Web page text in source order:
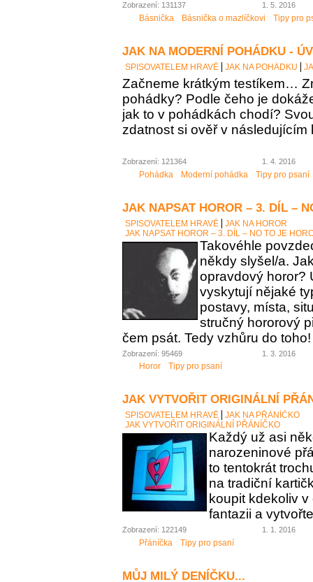
Zobrazení: 131137 1. 5. 2016
Básnička Básnička o mazlíčkovi Tipy pro
JAK NA MODERNÍ POHÁDKU -
SPISOVATELEM HRAVĚ JAK NA POHÁDKU
Začneme krátkým testíkem…
pohádky? Podle čeho je
jak to v pohádkách chodí?
zdatnost si ověř v následujícím
Zobrazení: 121364 1. 4. 2016
Pohádka Moderní pohádka Tipy pro psaní
JAK NAPSAT HOROR – 3. DÍL –
SPISOVATELEM HRAVĚ
JAK NA HOROR
JAK NAPSAT HOROR – 3. DÍL – NO TO JE
Takovéhle
někdy slyšel/a.
opravdový horor?
vyskytují nějaké
postavy, místa,
stručný hororový
čem psát. Tedy vzhůru do toho!
Zobrazení: 95469 1. 3. 2016
Horor Tipy pro psaní
JAK VYTVOŘIT ORIGINÁLNÍ
SPISOVATELEM HRAVĚ
JAK NA PŘÁNÍČKO
JAK VYTVOŘIT ORIGINÁLNÍ PŘÁNÍČKO
Každý už asi
narozeninové
to tentokrát
na tradiční
koupit kdekoliv
fantazii a
Zobrazení: 122149 1. 1. 2016
Přáníčka Tipy pro psaní
MŮJ MILÝ DENÍČKU...